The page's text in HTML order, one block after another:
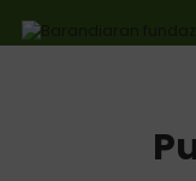
Ir directamente